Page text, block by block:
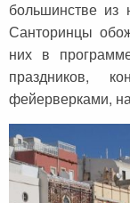
большинстве из
Санторинцы
них в
праздников,
фейерверками,